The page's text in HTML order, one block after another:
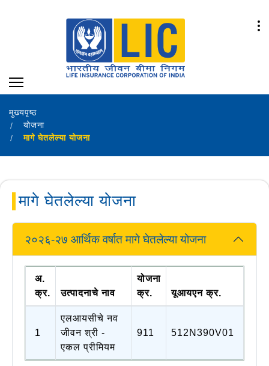
मुख्यपृष्ठ
योजना
मागे घेतलेल्या योजना
मागे घेतलेल्या योजना
२०२६-२७ आर्थिक वर्षात मागे घेतलेल्या योजना
अ.
क्र.
उत्पादनाचे नाव
योजना
क्र.
यूआयएन क्र.
1
एलआयसीचे नव
जीवन श्री -
एकल प्रीमियम
911 512N390V01